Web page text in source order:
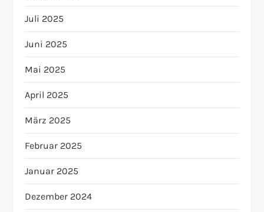
Juli 2025
Juni 2025
Mai 2025
April 2025
März 2025
Februar 2025
Januar 2025
Dezember 2024